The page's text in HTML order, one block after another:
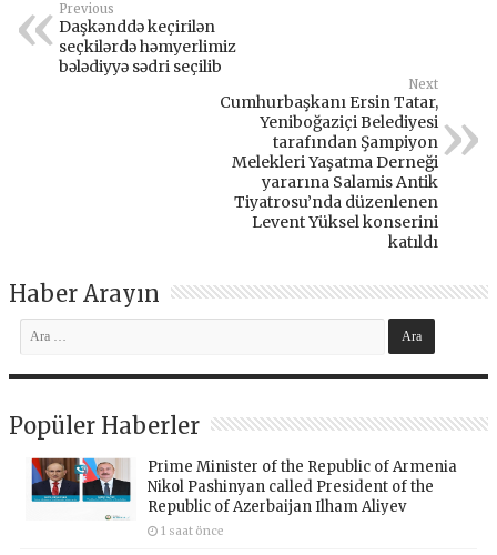
Previous
Daşkənddə keçirilən
seçkilərdə həmyerlimiz
bələdiyyə sədri seçilib
Next
Cumhurbaşkanı Ersin Tatar,
Yeniboğaziçi Belediyesi
tarafından Şampiyon
Melekleri Yaşatma Derneği
yararına Salamis Antik
Tiyatrosu’nda düzenlenen
Levent Yüksel konserini
katıldı
Haber Arayın
Popüler Haberler
Prime Minister of the Republic of Armenia
Nikol Pashinyan called President of the
Republic of Azerbaijan Ilham Aliyev
1 saat önce